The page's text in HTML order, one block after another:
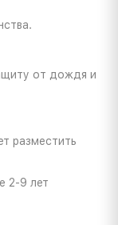
от дождя и
разместить
2-9 лет